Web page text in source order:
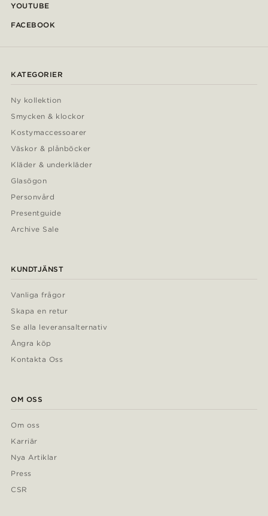
YOUTUBE
FACEBOOK
KATEGORIER
Ny kollektion
Smycken & klockor
Kostymaccessoarer
Väskor & plånböcker
Kläder & underkläder
Glasögon
Personvård
Presentguide
Archive Sale
KUNDTJÄNST
Vanliga frågor
Skapa en retur
Se alla leveransalternativ
Ångra köp
Kontakta Oss
OM OSS
Om oss
Karriär
Nya Artiklar
Press
CSR